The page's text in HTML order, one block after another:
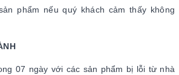
phẩm nếu quý khách cảm thấy không
07 ngày với các sản phẩm bị lỗi từ nhà